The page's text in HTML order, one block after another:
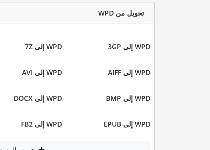
تحويل من WPD
WPD إلى 3GP WPD إلى 7Z
WPD إلى AIFF WPD إلى AVI
WPD إلى BMP WPD إلى DOCX
WPD إلى EPUB WPD إلى FB2